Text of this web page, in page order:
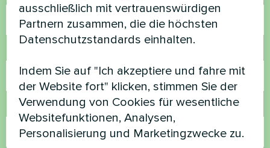
E-Mail
ausschließlich mit vertrauenswürdigen
Partnern zusammen, die die höchsten
Datenschutzstandards einhalten.
Indem Sie auf "Ich akzeptiere und fahre mit
der Website fort" klicken, stimmen Sie der
Verwendung von Cookies für wesentliche
Websitefunktionen, Analysen,
Personalisierung und Marketingzwecke zu.